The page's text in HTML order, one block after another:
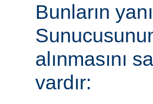
Bunların
alınmasını
vardır: